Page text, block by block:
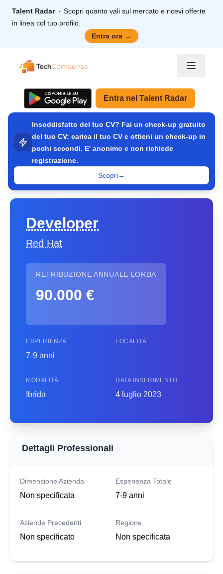
Talent Radar
Scopri quanto vali sul mercato e ricevi offerte
in linea col tuo profilo.
Entra ora →
TechCompenso
Entra nel Talent Radar
Insoddisfatto del tuo CV? Fai un check-up gratuito
del tuo CV: carica il tuo CV e ottieni un check-up in
pochi secondi. E' anonimo e non richiede
registrazione.
Scopri→
Developer
Red Hat
RETRIBUZIONE ANNUALE LORDA
90.000 €
ESPERIENZA
7-9 anni
LOCALITÀ
MODALITÀ
Ibrida
DATA INSERIMENTO
4 luglio 2023
Dettagli Professionali
Dimensione Azienda
Non specificata
Esperienza Totale
7-9 anni
Aziende Precedenti
Non specificato
Regione
Non specificata